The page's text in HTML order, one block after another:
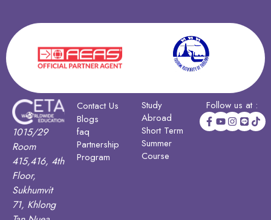
1015/29
Room
415,416, 4th
Floor,
Sukhumvit
71, Khlong
Contact Us
Blogs
faq
Partnership
Program
Study
Abroad
Short Term
Summer
Course
Follow us at :